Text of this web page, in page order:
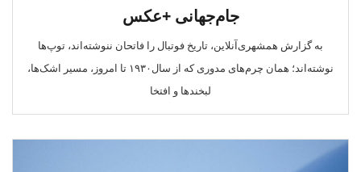
جام‌جهانی +عکس
به گزارش همشهری‌آنلاین، تاریخ فوتبال را فاتحان ننوشته‌اند، توپ‌ها
نوشته‌اند؛ همان چرم‌های مدوری که از سال‌۱۹۳۰ تا ‌امروز، مسیر اشک‌ها،
لبخندها و افتخا